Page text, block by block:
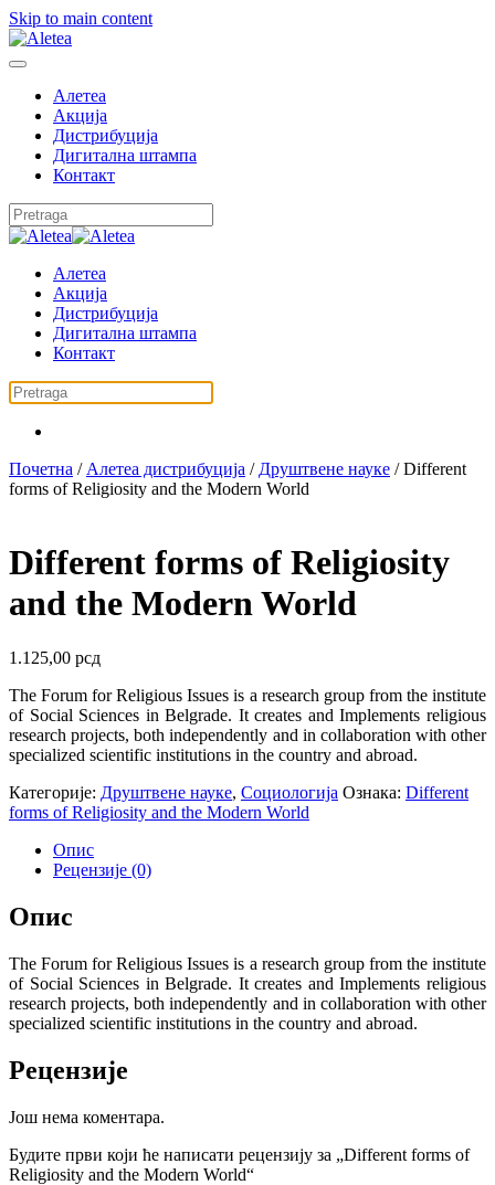
Skip to main content
Алетеа
Акција
Дистрибуција
Дигитална штампа
Контакт
Алетеа
Акција
Дистрибуција
Дигитална штампа
Контакт
Почетна / Алетеа дистрибуција / Друштвене науке / Different
forms of Religiosity and the Modern World
Different forms of Religiosity
and the Modern World
1.125,00 рсд
The Forum for Religious Issues is a research group from the institute
of Social Sciences in Belgrade. It creates and Implements religious
research projects, both independently and in collaboration with other
specialized scientific institutions in the country and abroad.
Категорије: Друштвене науке, Социологија Ознака: Different
forms of Religiosity and the Modern World
Опис
Рецензије (0)
Опис
The Forum for Religious Issues is a research group from the institute
of Social Sciences in Belgrade. It creates and Implements religious
research projects, both independently and in collaboration with other
specialized scientific institutions in the country and abroad.
Рецензије
Још нема коментара.
Будите први који ће написати рецензију за „Different forms of
Religiosity and the Modern World“